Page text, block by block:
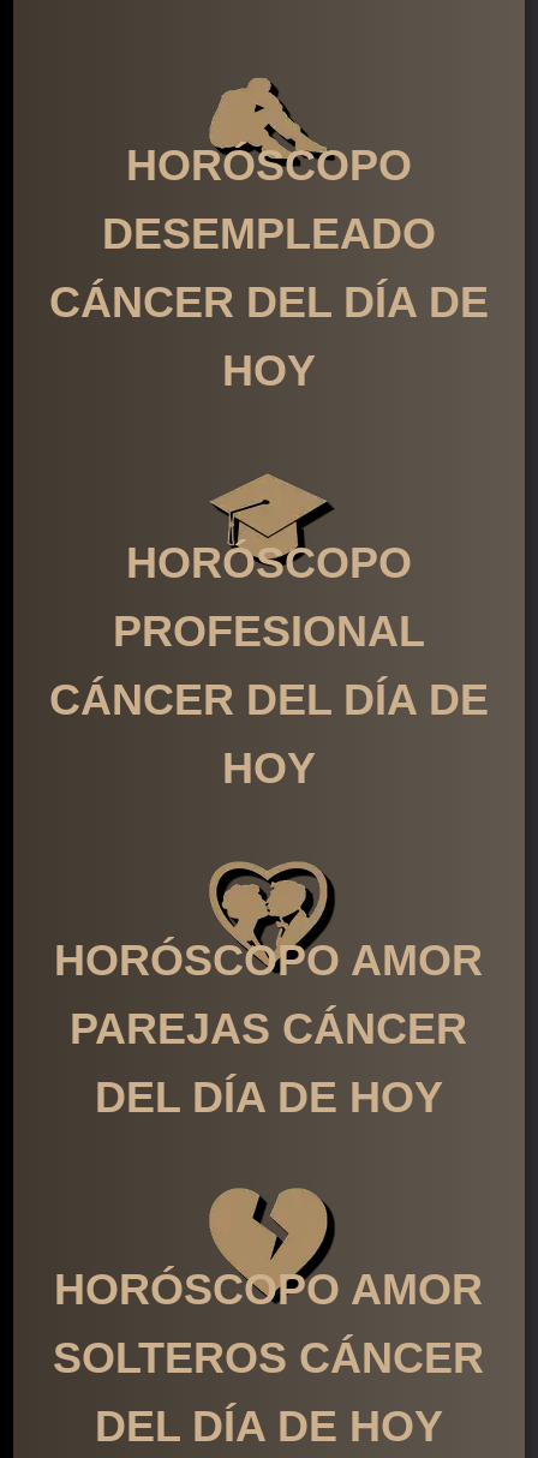
HORÓSCOPO
DESEMPLEADO
CÁNCER DEL DÍA DE
HOY
HORÓSCOPO
PROFESIONAL
CÁNCER DEL DÍA DE
HOY
HORÓSCOPO AMOR
PAREJAS CÁNCER
DEL DÍA DE HOY
HORÓSCOPO AMOR
SOLTEROS CÁNCER
DEL DÍA DE HOY